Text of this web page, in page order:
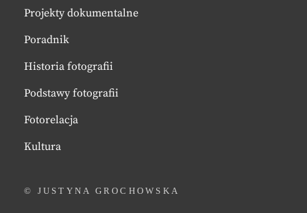
Projekty dokumentalne
Poradnik
Historia fotografii
Podstawy fotografii
Fotorelacja
Kultura
© JUSTYNA GROCHOWSKA